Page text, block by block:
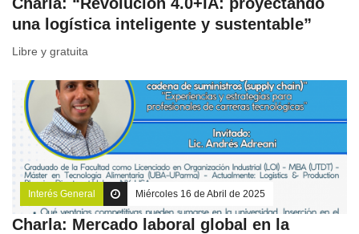
una logística inteligente y sustentable”
Libre y gratuita
Interés General Miércoles 16 de Abril de 2025
Charla: Mercado laboral global en la